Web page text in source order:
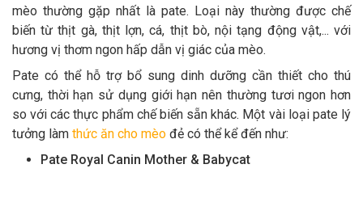
mèo thường gặp nhất là pate. Loại này thường được chế
biến từ thịt gà, thịt lợn, cá, thịt bò, nội tạng động vật,... với
hương vị thơm ngon hấp dẫn vị giác của mèo.
Pate có thể hỗ trợ bổ sung dinh dưỡng cần thiết cho thú
cưng, thời hạn sử dụng giới hạn nên thường tươi ngon hơn
so với các thực phẩm chế biến sẵn khác. Một vài loại pate lý
tưởng làm thức ăn cho mèo đẻ có thể kể đến như:
Pate Royal Canin Mother & Babycat